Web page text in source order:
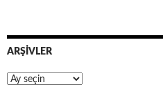
ARŞIVLER
Arşivler